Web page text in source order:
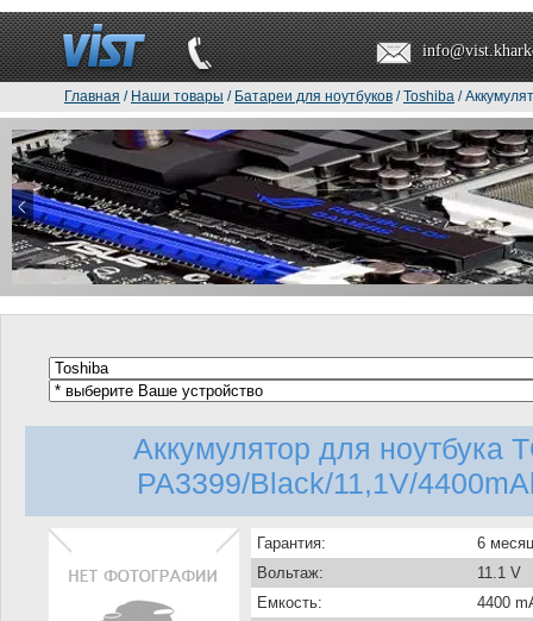
Главная / Наши товары / Батареи для ноутбуков /Toshiba /
Аккумулятор для ноутбука
PA3399/Black/11,1V/
Гарантия:
6
Вольтаж:
11.1 V
Емкость:
4400